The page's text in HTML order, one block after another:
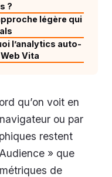
?
légère qui
l’analytics auto-
Vita
qu’on voit en
ou par
restent
» que
de